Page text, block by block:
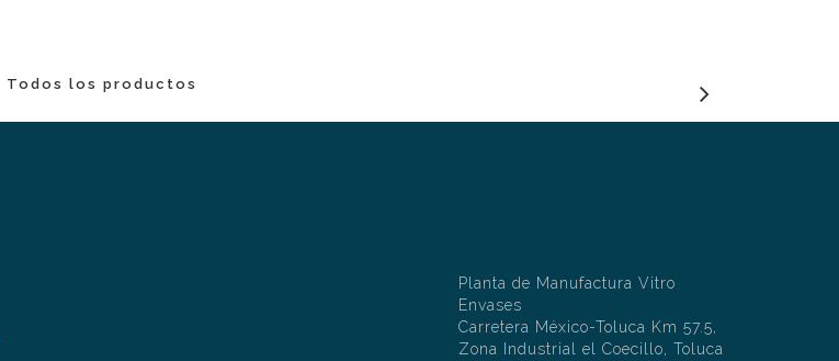
Todos los productos
Planta de Manufactura Vitro
Envases
Carretera México-Toluca Km 57.5,
Zona Industrial el Coecillo, Toluca